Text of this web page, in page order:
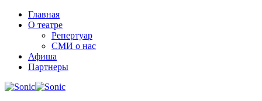
Главная
О театре
Репертуар
СМИ о нас
Афиша
Партнеры